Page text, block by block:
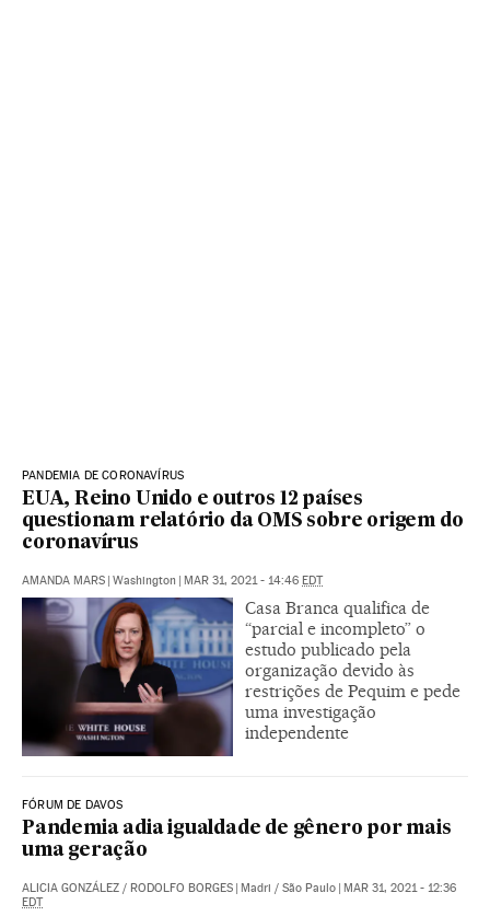
PANDEMIA DE CORONAVÍRUS
EUA, Reino Unido e outros 12 países
questionam relatório da OMS sobre origem do
coronavírus
AMANDA MARS Washington MAR 31, 2021 - 14:46 EDT
Casa Branca qualifica de
“parcial e incompleto” o
estudo publicado pela
organização devido às
restrições de Pequim e pede
uma investigação
independente
FÓRUM DE DAVOS
Pandemia adia igualdade de gênero por mais
uma geração
ALICIA GONZÁLEZ / RODOLFO BORGES | Madri / São Paulo | MAR 31, 2021 - 12:36
EDT